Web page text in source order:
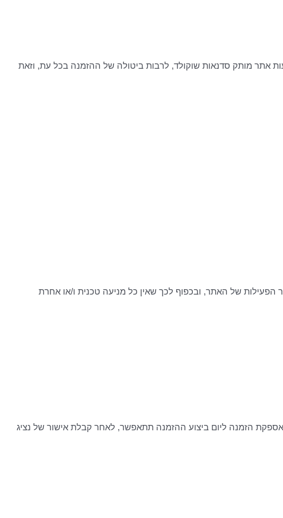
אתר מותק סדנאות שוקולד, לרבות ביטולה של ההזמנה בכל עת, וזאת
של האתר, ובכפוף לכך שאין כל מניעה טכנית ו/או אחרת
מכל סיבה אחרת. אספקת הזמנה ליום ביצוע ההזמנה תתאפשר, לאחר קבלת אישור של נציג